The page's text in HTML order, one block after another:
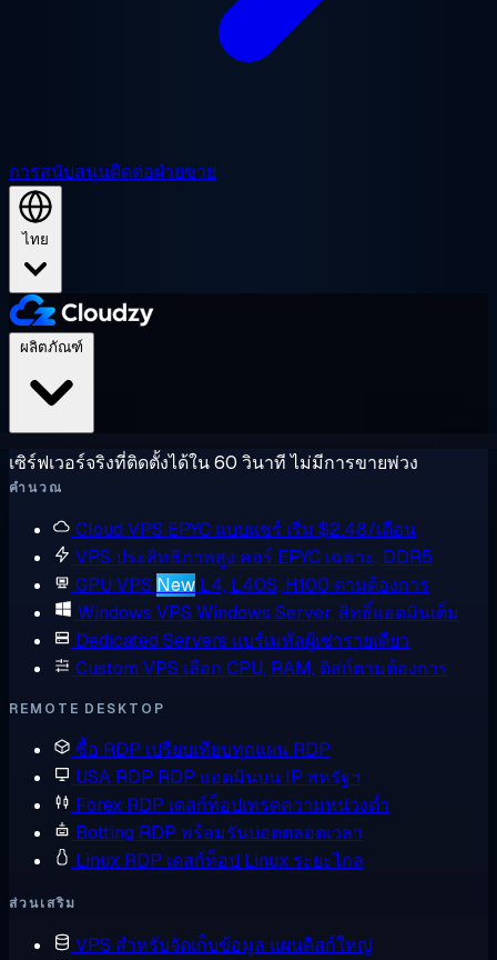
การสนับสนุนติดต่อฝ่ายขาย
ไทย
เซิร์ฟเวอร์จริงที่ติดตั้งได้ใน 60 วินาที ไม่มีการขายพ่วง
คำนวณ
Cloud VPS EPYC แบบแชร์ เริ่ม $2.48/เดือน
VPS ประสิทธิภาพสูง คอร์ EPYC เฉพาะ, DDR5
GPU VPS New L4, L40S, H100 ตามต้องการ
Windows VPS Windows Server, สิทธิ์แอดมินเต็ม
Dedicated Servers แบร์เมทัลผู้เช่ารายเดียว
Custom VPS เลือก CPU, RAM, ดิสก์ตามต้องการ
REMOTE DESKTOP
ซื้อ RDP เปรียบเทียบทุกแผน RDP
USA RDP RDP แอดมินบน IP สหรัฐฯ
Forex RDP เดสก์ท็อปเทรดความหน่วงต่ำ
Botting RDP พร้อมรันบอตตลอดเวลา
Linux RDP เดสก์ท็อป Linux ระยะไกล
ส่วนเสริม
VPS สำหรับจัดเก็บข้อมูล แผนดิสก์ใหญ่